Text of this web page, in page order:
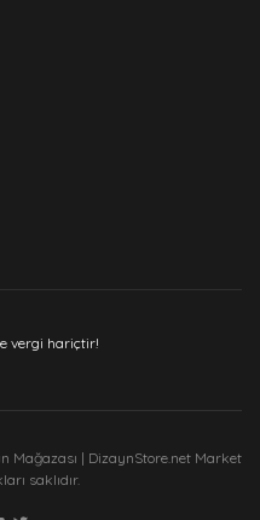
| DizaynStore.net Market
saklıdır.
vergi hariçtir!